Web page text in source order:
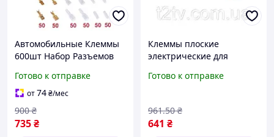
Автомобильные Клеммы
600шт Набор Разъемов
0686600)
Готово к отправке
от74₴/мес
735₴
900 ₴
Клеммы плоские
электрические для
штук надежные для
FLAME
Готово к отправке
641 ₴
961.50 ₴